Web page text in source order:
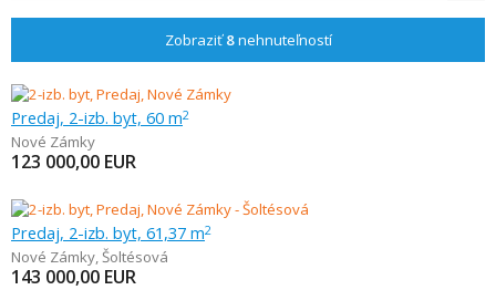
Zobraziť8nehnuteľností
Predaj, 2-izb. byt, 60 m2
Nové Zámky
123 000,00 EUR
Predaj, 2-izb. byt, 61,37 m2
Nové Zámky,Šoltésová
143 000,00 EUR